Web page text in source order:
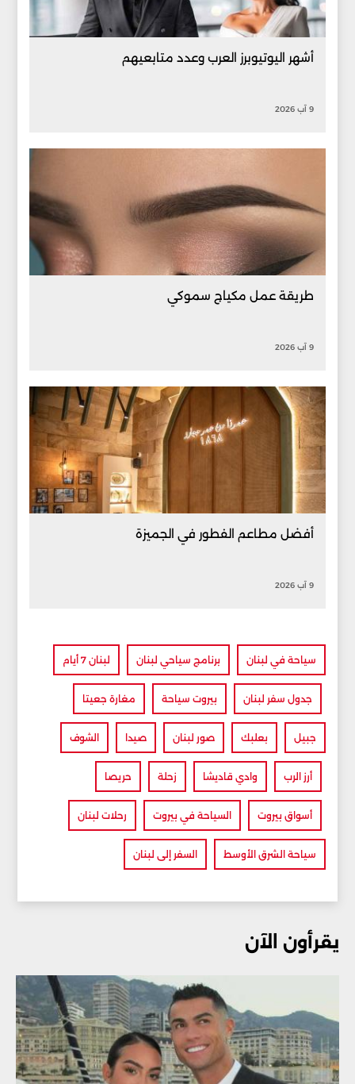
أشهر اليوتيوبرز العرب وعدد متابعيهم
9 آب 2026
طريقة عمل مكياج سموكي
9 آب 2026
أفضل مطاعم الفطور في الجميزة
9 آب 2026
سياحة في لبنان برنامج سياحي لبنان لبنان 7 أيام
جدول سفر لبنان بيروت سياحة مغارة جعيتا
جبيل بعلبك صور لبنان صيدا الشوف
أرز الرب وادي قاديشا زحلة حريصا
أسواق بيروت السياحة في بيروت رحلات لبنان
سياحة الشرق الأوسط السفر إلى لبنان
يقرأون الآن